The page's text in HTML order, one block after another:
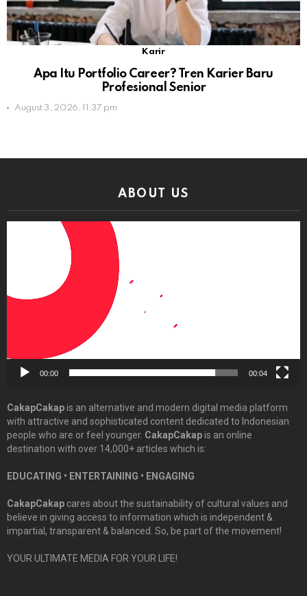
Karir
Apa Itu Portfolio Career? Tren Karier Baru
Profesional Senior
August 3, 2026, 11:37 pm
ABOUT US
00:00 00:04
CakapCakapis an alternative and modern digital media platform
with attractive and sophisticated content dedicated to Indonesian
people who are or feel younger. CakapCakapis an online
destination with over 14,000+ articles which is:
EDUCATING • ENTERTAINING • ENGAGING
CakapCakap cares about the sustainability of cultural values and
believe in giving access to information which is independent &
impartial, transparent & balanced. So, be part of the movement!
YOUR ULTIMATE MEDIA FOR YOUR LIFE!